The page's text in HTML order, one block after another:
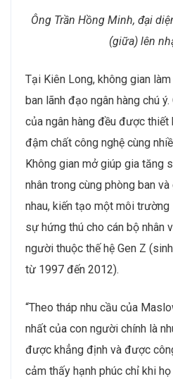
Ông Trần Hồng Minh, đại
(giữa) lên
Tại Kiên Long, không gian
ban lãnh đạo ngân hàng chú
của ngân hàng đều được thiết
đậm chất công nghệ cùng
Không gian mở giúp gia tăng
nhân trong cùng phòng ban
nhau, kiến tạo một môi trường
sự hứng thú cho cán bộ nhân
người thuộc thế hệ Gen Z
từ 1997 đến 2012).
“Theo tháp nhu cầu của
nhất của con người chính là
được khẳng định và được
cảm thấy hạnh phúc chỉ khi